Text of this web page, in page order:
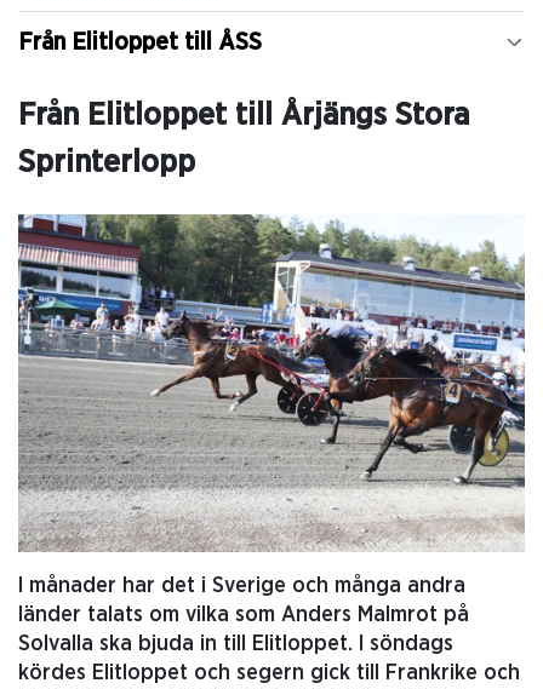
Från Elitloppet till ÅSS
Från Elitloppet till Årjängs Stora
Sprinterlopp
I månader har det i Sverige och många andra
länder talats om vilka som Anders Malmrot på
Solvalla ska bjuda in till Elitloppet. I söndags
kördes Elitloppet och segern gick till Frankrike och